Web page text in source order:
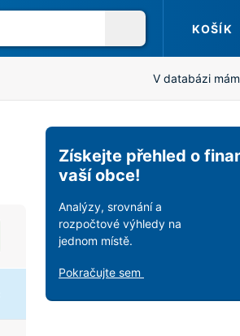
KOŠÍK
V databázi
Získejte přehled o
vaší obce!
Analýzy, srovnání a
rozpočtové výhledy na
jednom místě.
Pokračujte sem